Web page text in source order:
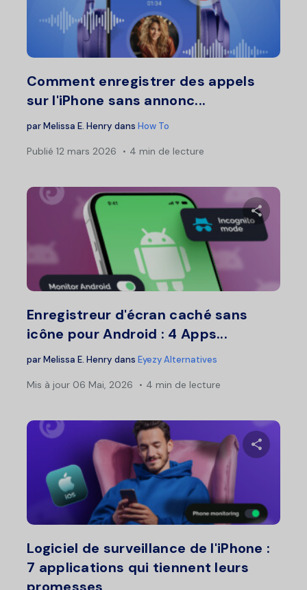
Comment enregistrer des appels
sur l'iPhone sans annonc...
parMelissa E. Henry dans How To
Publié 12 mars 2026 4 min de lecture
Enregistreur d'écran caché sans
icône pour Android : 4 Apps...
parMelissa E. Henry dans Eyezy Alternatives
Mis à jour 06 Mai, 2026 4 min de lecture
Logiciel de surveillance de l'iPhone :
7 applications qui tiennent leurs